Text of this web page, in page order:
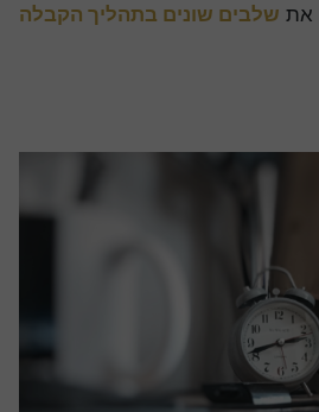
שלבים שונים בתהליך הקבלה